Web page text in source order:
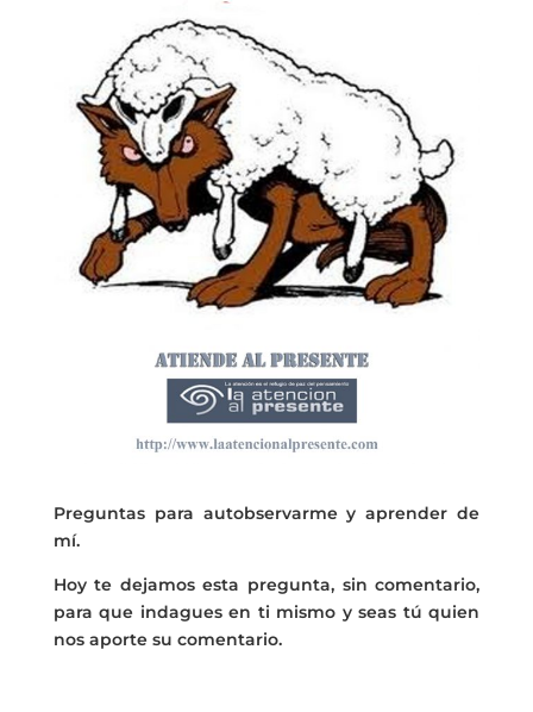
Preguntas para autobservarme y aprender de
mí.
Hoy te dejamos esta pregunta, sin comentario,
para que indagues en ti mismo y seas tú quien
nos aporte su comentario.